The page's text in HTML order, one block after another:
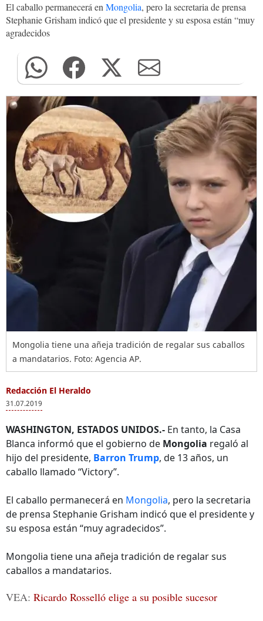
El caballo permanecerá en Mongolia, pero la secretaria de prensa
Stephanie Grisham indicó que el presidente y su esposa están “muy
agradecidos
Mongolia tiene una añeja tradición de regalar sus caballos
a mandatarios. Foto: Agencia AP.
Redacción El Heraldo
31.07.2019
WASHINGTON, ESTADOS UNIDOS.- En tanto, la Casa
Blanca informó que el gobierno de Mongolia regaló al
hijo del presidente, Barron Trump, de 13 años, un
caballo llamado “Victory”.
El caballo permanecerá en Mongolia, pero la secretaria
de prensa Stephanie Grisham indicó que el presidente y
su esposa están “muy agradecidos”.
Mongolia tiene una añeja tradición de regalar sus
caballos a mandatarios.
VEA: Ricardo Rosselló elige a su posible sucesor